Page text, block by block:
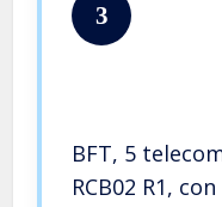
3
BFT, 5
RCB02 R1,